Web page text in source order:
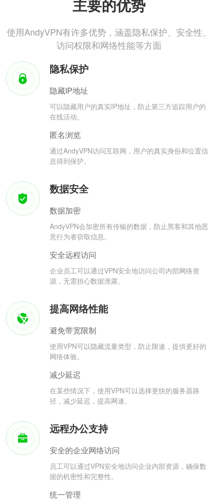
主要的优势
使用AndyVPN有许多优势，涵盖隐私保护、安全性、
访问权限和网络性能等方面
隐私保护
隐藏IP地址
可以隐藏用户的真实IP地址，防止第三方追踪用户的
在线活动。
匿名浏览
通过AndyVPN访问互联网，用户的真实身份和位置信
息得到保护。
数据安全
数据加密
AndyVPN会加密所有传输的数据，防止黑客和其他恶
意行为者窃取信息。
安全远程访问
企业员工可以通过VPN安全地访问公司内部网络资
源，无需担心数据泄露。
提高网络性能
避免带宽限制
使用VPN可以隐藏流量类型，防止限速，提供更好的
网络体验。
减少延迟
在某些情况下，使用VPN可以选择更快的服务器路
径，减少延迟，提高网速。
远程办公支持
安全的企业网络访问
员工可以通过VPN安全地访问企业内部资源，确保数
据的机密性和完整性。
统一管理